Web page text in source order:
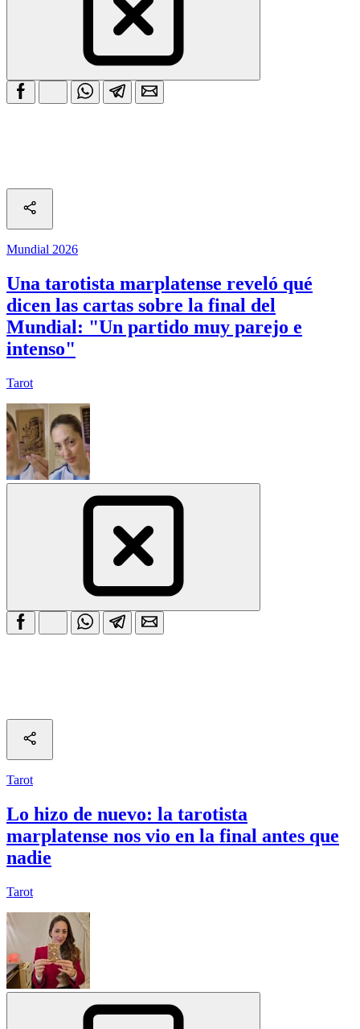
Mundial 2026
Una tarotista marplatense reveló qué
dicen las cartas sobre la final del
Mundial: "Un partido muy parejo e
intenso"
Tarot
Tarot
Lo hizo de nuevo: la tarotista
marplatense nos vio en la final antes que
nadie
Tarot